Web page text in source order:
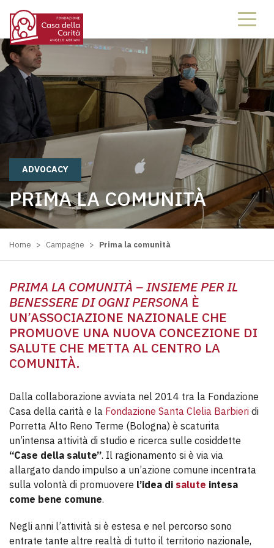
68826882
ADVOCACY
PRIMA LA COMUNITÀ
Home > Campagne > Prima la comunità
PRIMA LA COMUNITÀ – INSIEME PER IL
BENESSERE DI OGNI PERSONA È
UN’ASSOCIAZIONE NAZIONALE CHE
PROMUOVE UNA NUOVA CONCEZIONE DI
SALUTE CHE METTA AL CENTRO LA
COMUNITÀ.
Dalla collaborazione avviata nel 2014 tra la Fondazione
Casa della carità e la Fondazione Santa Clelia Barbieri di
Porretta Alto Reno Terme (Bologna) è scaturita
un’intensa attività di studio e ricerca sulle cosiddette
“Case della salute”. Il ragionamento si è via via
allargato dando impulso a un’azione comune incentrata
sulla volontà di promuovere l’idea di salute intesa
come bene comune.
Negli anni l’attività si è estesa e nel percorso sono
entrate tante altre realtà di tutto il territorio nazionale,